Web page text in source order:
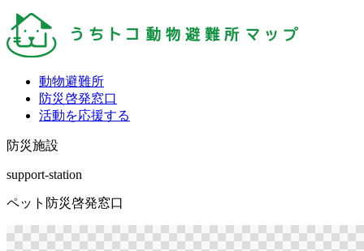
動物避難所
防災啓発窓口
活動を応援する
防災施設
support-station
ペット防災啓発窓口